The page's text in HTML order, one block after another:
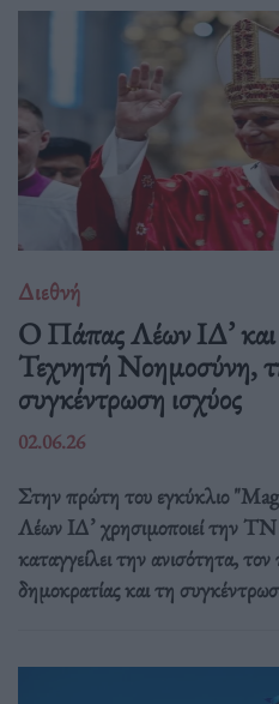
Διεθνή
Ο Πάπας Λέων ΙΔ’ και
Τεχνητή Νοημοσύνη,
συγκέντρωση ισχύος
02.06.26
Στην πρώτη του εγκύκλιο
Λέων ΙΔ’ χρησιμοποιεί την ΤΝ
καταγγείλει την ανισότητα,
δημοκρατίας και τη